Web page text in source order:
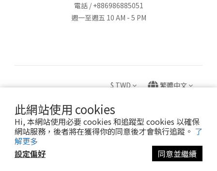
此網站使用 cookies
Hi, 本網站使用必要 cookies 和追蹤型 cookies 以確保
網站服務，後者將在獲得你的同意後才會執行追蹤。 了
解更多
設定偏好
同意並繼續
電話 / +886986885051
週一至週五 10 AM - 5 PM
$TWD 繁體中文
Copyright © 2020 HUEI YING INTERNATIONAL TRADE CO., LTD.
卉盈國際貿易有限公司 統編：82882831